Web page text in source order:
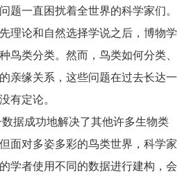
题一直困扰着全世界的科学家们。
理论和自然选择学说之后，博物学
鸟类分类。然而，鸟类如何分类、
亲缘关系，这些问题在过去长达一
有定论。
据成功地解决了其他许多生物类
面对多姿多彩的鸟类世界，科学家
学者使用不同的数据进行建构，会